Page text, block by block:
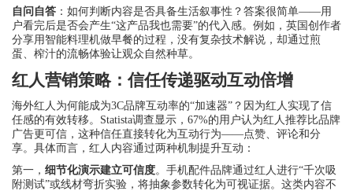
自问自答 ：如何判断内容是否具备生活叙事性？答案很简单——用
户看完后是否会产生“这产品我也需要”的代入感。例如，英国创作者
分享用智能料理机做早餐的过程，没有复杂技术解说，却通过煎
蛋、榨汁的流畅体验让观众自然种草。
红人营销策略：信任传递驱动互动倍增
海外红人为何能成为3C品牌互动率的“加速器”？因为红人实现了信
任感的有效转移。Statista调查显示，67%的用户认为红人推荐比品牌
广告更可信，这种信任直接转化为互动行为——点赞、评论和分
享。具体而言，红人内容通过两种机制提升互动：
第一， 细节化演示建立可信度。手机配件品牌通过红人进行“千次吸
附测试”或线材弯折实验，将抽象参数转化为可视证据。这类内容不